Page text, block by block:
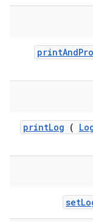
printAnd
printLog (
set